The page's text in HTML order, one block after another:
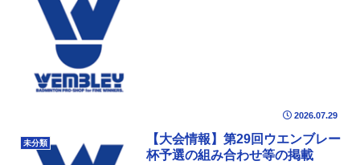
2026.07.29
未分類
【大会情報】第29回ウエンブレー
杯予選の組み合わせ等の掲載